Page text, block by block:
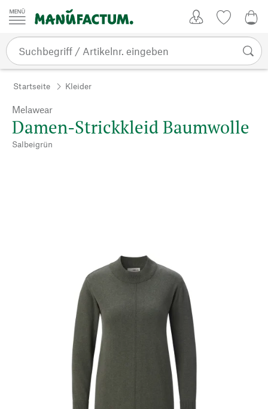
Zum Inhalt springen
Startseite Kleider
Melawear
Damen-Strickkleid Baumwolle
Salbeigrün